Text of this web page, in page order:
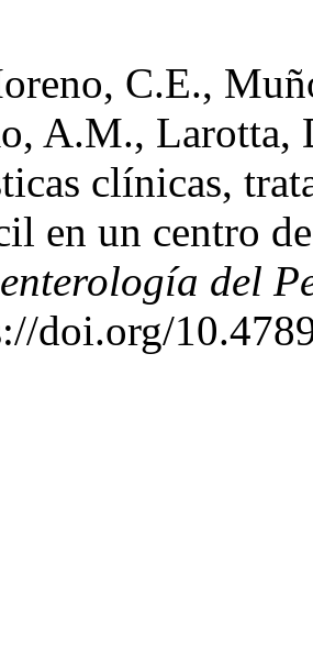
C.E.,
A.M., Larotta,
clínicas,
en un centro
del
doi.org/